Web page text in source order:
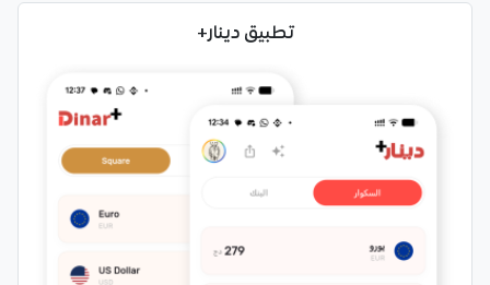
تطبيق دينار+